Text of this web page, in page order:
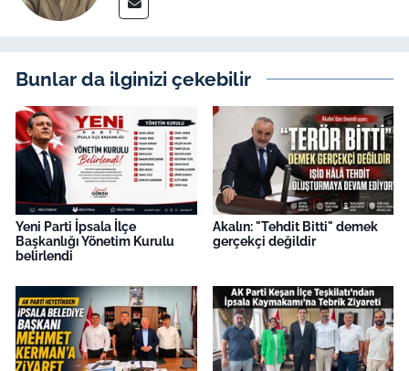
Bunlar da ilginizi çekebilir
Yeni Parti İpsala İlçe
Başkanlığı Yönetim Kurulu
belirlendi
Akalın: "Tehdit Bitti" demek
gerçekçi değildir